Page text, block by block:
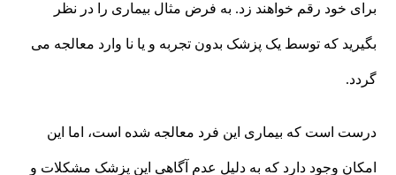
برای خود رقم خواهند زد. به فرض مثال بیماری را در نظر
بگیرید که توسط یک پزشک بدون تجربه و یا نا وارد معالجه می
گردد.
درست است که بیماری این فرد معالجه شده است، اما این
امکان وجود دارد که به دلیل عدم آگاهی این پزشک مشکلات و